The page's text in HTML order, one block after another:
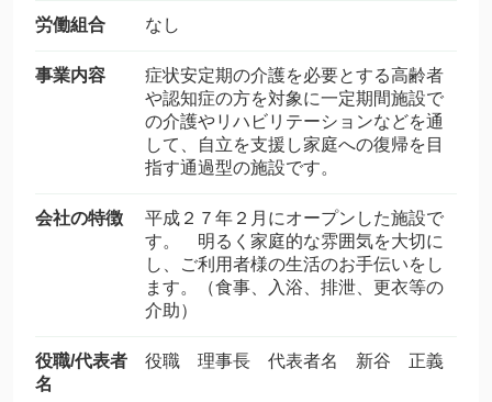
労働組合 なし
事業内容
症状安定期の介護を必要とする高齢者
や認知症の方を対象に一定期間施設で
の介護やリハビリテーションなどを通
して、自立を支援し家庭への復帰を目
指す通過型の施設です。
会社の特徴
平成２７年２月にオープンした施設で
す。 明るく家庭的な雰囲気を大切に
し、ご利用者様の生活のお手伝いをし
ます。（食事、入浴、排泄、更衣等の
介助）
役職/代表者
名
役職 理事長 代表者名 新谷 正義